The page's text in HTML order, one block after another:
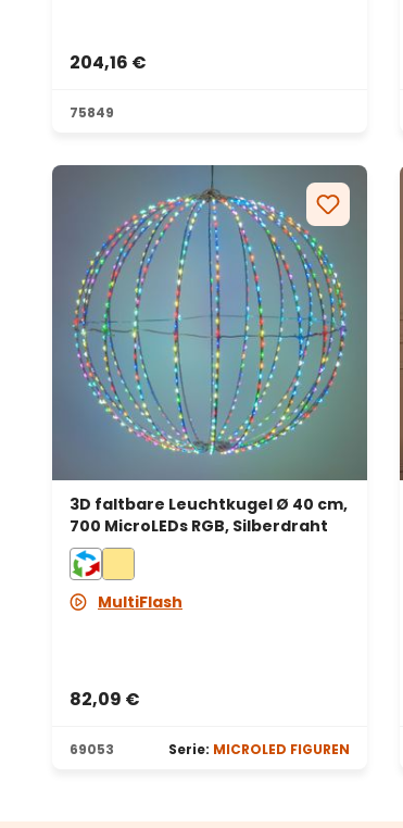
204,16 €
75849
3D faltbare Leuchtkugel Ø 40 cm,
700 MicroLEDs RGB, Silberdraht
MultiFlash
82,09 €
69053 Serie: MICROLED FIGUREN